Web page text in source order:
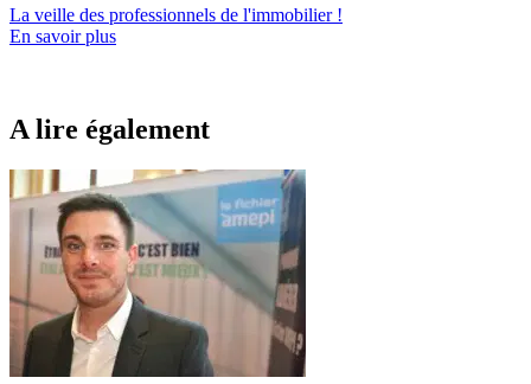
La veille des professionnels de l'immobilier!
En savoir plus
A lire également